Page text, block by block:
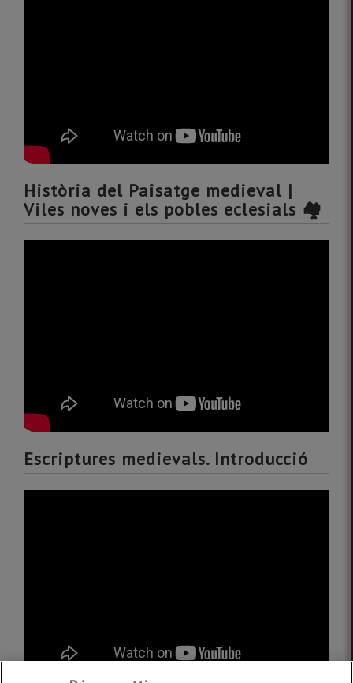
Història del Paisatge medieval |
Viles noves i els pobles eclesials 🏘️
Escriptures medievals. Introducció